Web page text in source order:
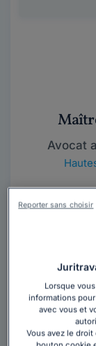
Avocat
Avocat au
conseiller et
les domaines
Lorsque
informations
avec vous et
Vous avez le droit
Reporter sans choisir